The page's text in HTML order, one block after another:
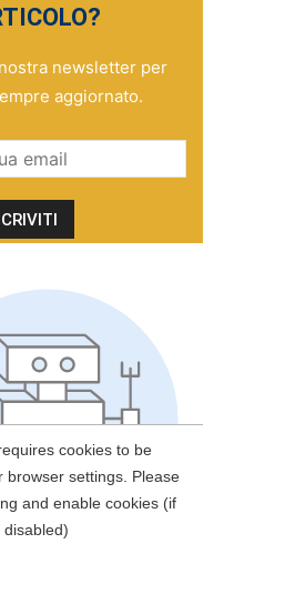
newsletter per
aggiornato.